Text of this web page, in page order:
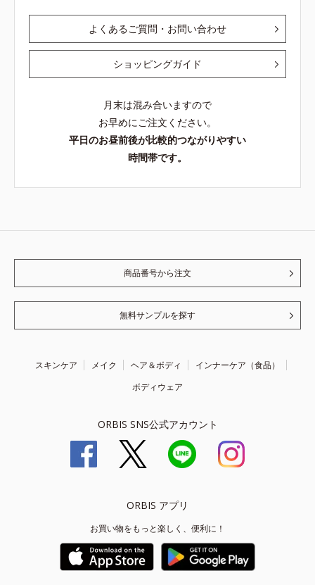
よくあるご質問・お問い合わせ
ショッピングガイド
月末は混み合いますので
お早めにご注文ください。
平日のお昼前後が比較的つながりやすい
時間帯です。
商品番号から注文
無料サンプルを探す
スキンケア メイク ヘア＆ボディ
インナーケア（食品）
ボディウェア
ORBIS SNS公式アカウント
ORBIS アプリ
お買い物をもっと楽しく、便利に！